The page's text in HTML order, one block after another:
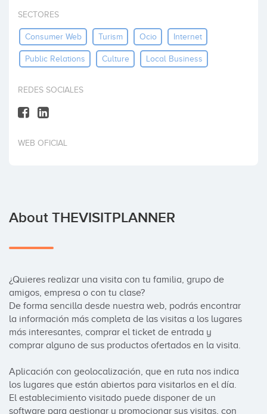
Invest
SECTORES
Consumer Web Turism Ocio Internet
Public Relations Culture Local Business
REDES SOCIALES
WEB OFICIAL
About THEVISITPLANNER
¿Quieres realizar una visita con tu familia, grupo de
amigos, empresa o con tu clase?
De forma sencilla desde nuestra web, podrás encontrar
la información más completa de las visitas a los lugares
más interesantes, comprar el ticket de entrada y
comprar alguno de sus productos ofertados en la visita.
Aplicación con geolocalización, que en ruta nos indica
los lugares que están abiertos para visitarlos en el día.
El establecimiento visitado puede disponer de un
software para gestionar y promocionar sus visitas, con